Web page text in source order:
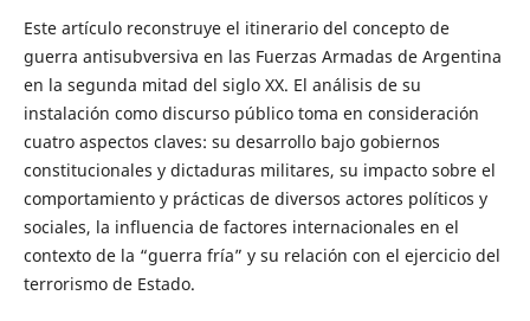
Este artículo reconstruye el itinerario del concepto de
guerra antisubversiva en las Fuerzas Armadas de Argentina
en la segunda mitad del siglo XX. El análisis de su
instalación como discurso público toma en consideración
cuatro aspectos claves: su desarrollo bajo gobiernos
constitucionales y dictaduras militares, su impacto sobre el
comportamiento y prácticas de diversos actores políticos y
sociales, la influencia de factores internacionales en el
contexto de la “guerra fría” y su relación con el ejercicio del
terrorismo de Estado.